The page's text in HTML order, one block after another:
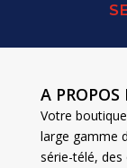
A
Votre
large gamme
série-télé,